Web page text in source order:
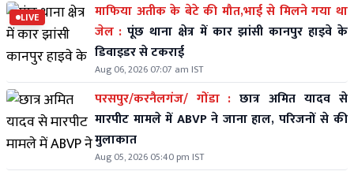
LIVE
माफिया अतीक के बेटे की मौत,भाई से मिलने गया था
जेल : पूंछ थाना क्षेत्र में कार झांसी कानपुर हाइवे के
डिवाइडर से टकराई
Aug 06, 2026 07:07 am IST
परसपुर/करनैलगंज/ गोंडा : छात्र अमित यादव से
मारपीट मामले में ABVP ने जाना हाल, परिजनों से की
मुलाकात
Aug 05, 2026 05:40 pm IST